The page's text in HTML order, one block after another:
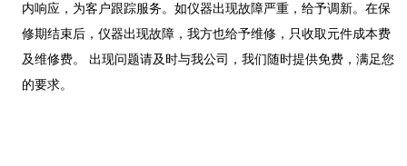
内响应，为客户跟踪服务。如仪器出现故障严重，给予调新。在保
修期结束后，仪器出现故障，我方也给予维修，只收取元件成本费
及维修费。 出现问题请及时与我公司，我们随时提供免费，满足您
的要求。